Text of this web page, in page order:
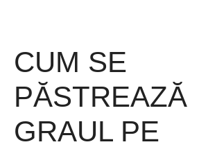
CUM SE
PĂSTREAZĂ
GRAUL PE